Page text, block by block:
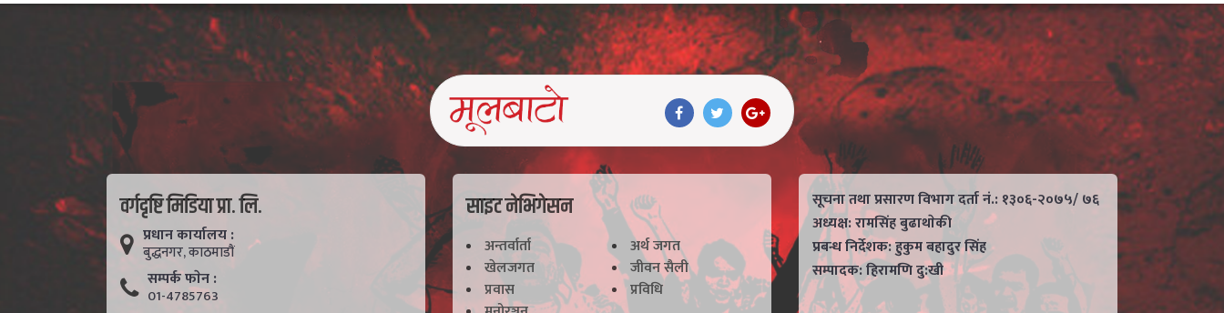
वर्गदृष्टि मिडिया प्रा. लि.
प्रधान कार्यालय :
बुद्धनगर, काठमाडाैं
सम्पर्क फाेन :
01-4785763
साइट नेभिगेसन
अन्तर्वार्ता
अर्थ जगत
खेलजगत
जीवन सैली
प्रवास
प्रविधि
सूचना तथा प्रसारण विभाग दर्ता नं.: १३०६-२०७५/ ७६
अध्यक्ष: रामसिंह बुढाथाेकी
प्रबन्ध निर्देशक: हुकुम बहादुर सिंह
सम्पादक: हिरामणि दु:खी